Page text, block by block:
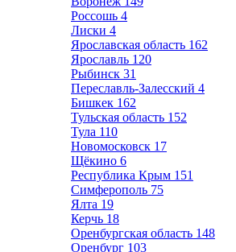
Россошь 4
Лиски 4
Ярославская область 162
Ярославль 120
Рыбинск 31
Переславль-Залесский 4
Бишкек 162
Тульская область 152
Тула 110
Новомосковск 17
Щёкино 6
Республика Крым 151
Симферополь 75
Ялта 19
Керчь 18
Оренбургская область 148
Оренбург 103